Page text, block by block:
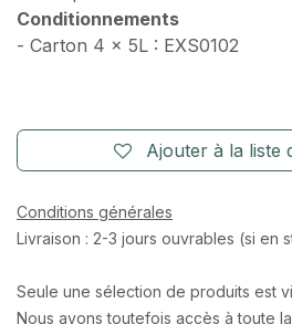
Conditionnements
- Carton 4 x 5L : EXS0102
Ajouter à la liste
Conditions générales
Livraison : 2-3 jours ouvrables (si en
Seule une sélection de produits est
Nous avons toutefois accès à toute